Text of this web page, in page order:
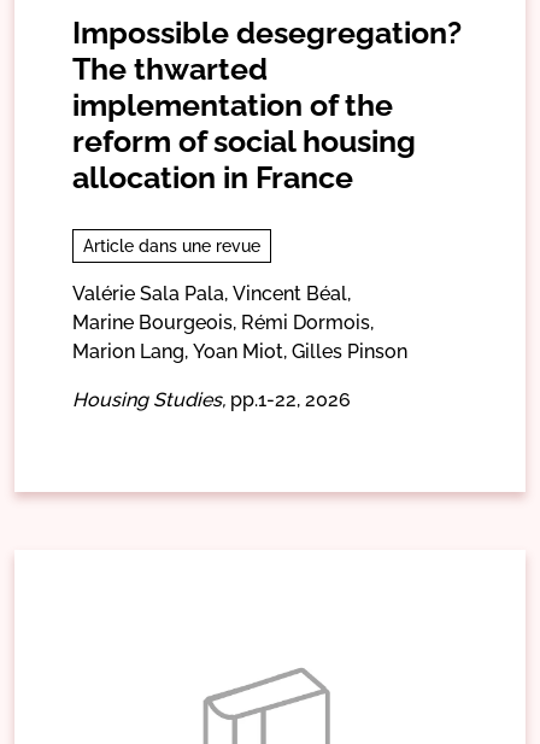
Impossible desegregation?
The thwarted
implementation of the
reform of social housing
allocation in France
Article dans une revue
Valérie Sala Pala, Vincent Béal,
Marine Bourgeois, Rémi Dormois,
Marion Lang, Yoan Miot, Gilles Pinson
Housing Studies, pp.1-22, 2026